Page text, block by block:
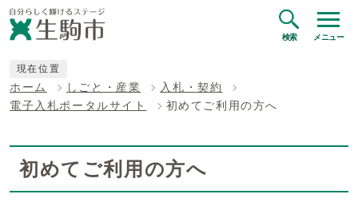
検索 メニュー
現在位置
ホーム しごと・産業
入札・契約
電子入札ポータルサイト
初めてご利用の方へ
初めてご利用の方へ